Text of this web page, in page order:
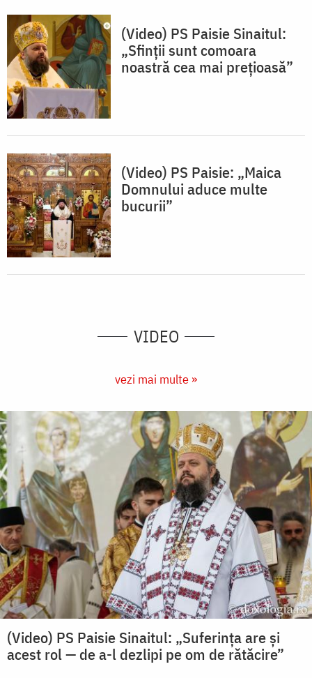
(Video) PS Paisie Sinaitul:
„Sfinții sunt comoara
noastră cea mai prețioasă”
(Video) PS Paisie: „Maica
Domnului aduce multe
bucurii”
VIDEO
vezi mai multe »
(Video) PS Paisie Sinaitul: „Suferința are și
acest rol — de a-l dezlipi pe om de rătăcire”